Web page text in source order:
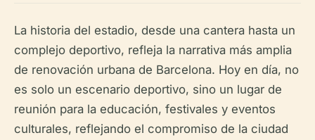
La historia del estadio, desde una cantera hasta un
complejo deportivo, refleja la narrativa más amplia
de renovación urbana de Barcelona. Hoy en día, no
es solo un escenario deportivo, sino un lugar de
reunión para la educación, festivales y eventos
culturales, reflejando el compromiso de la ciudad